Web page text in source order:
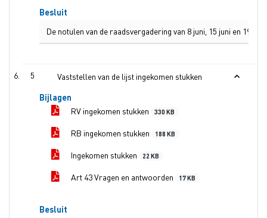
Besluit
De notulen van de raadsvergadering van 8 juni, 15 juni en 19
5
Vaststellen van de lijst ingekomen stukken
Bijlagen
RV ingekomen stukken
330 KB
RB ingekomen stukken 188 KB
Ingekomen stukken 22 KB
Art 43 Vragen en antwoorden 17 KB
Besluit